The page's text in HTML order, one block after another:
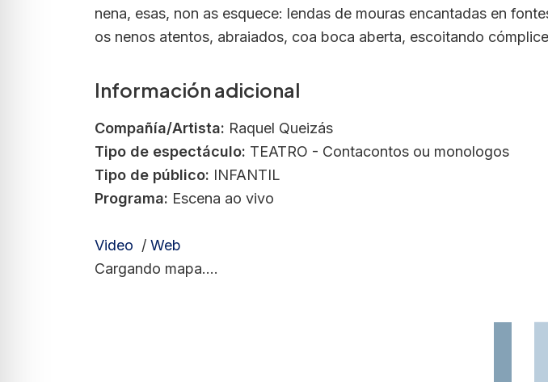
nena, esas, non as esquece: lendas de mouras encantadas en
os nenos atentos, abraiados, coa boca aberta, escoitando
Información adicional
Compañía/Artista: Raquel Queizás
Tipo de espectáculo: TEATRO - Contacontos ou monologos
Tipo de público: INFANTIL
Programa: Escena ao vivo
Video / Web
Cargando mapa....